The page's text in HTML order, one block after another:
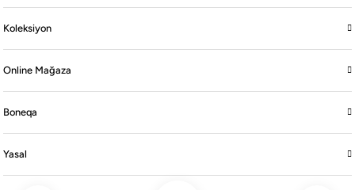
Koleksiyon
Online Mağaza
Boneqa
Yasal
Online Mağaza
Boneqa
Yasal